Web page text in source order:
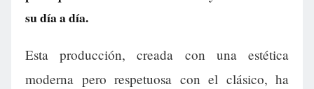
su día a día.
Esta producción, creada con una estética
moderna pero respetuosa con el clásico, ha